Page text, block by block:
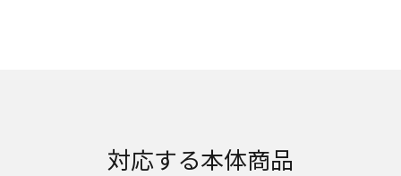
対応する本体商品